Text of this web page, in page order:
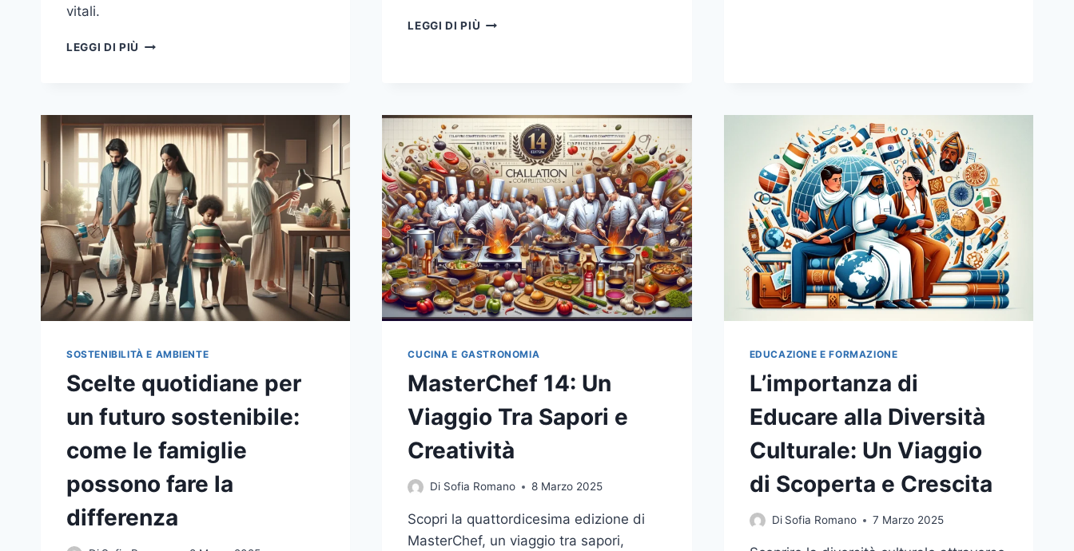
vitali.
LEGGI DI PIÙ IL
IL
MULTITASKING
INFLUISCE
SULL’APPRENDIMENTO
LEGGI DI PIÙ RICONOSCERE
UNA
GUIDA
PER
FAMIGLIE
SOSTENIBILITÀ E AMBIENTE
Scelte quotidiane per
un futuro sostenibile:
come le famiglie
possono fare la
differenza
CUCINA E GASTRONOMIA
MasterChef 14: Un
Viaggio Tra Sapori e
Creatività
Di Sofia Romano 8 Marzo 2025
Scopri la quattordicesima edizione di
MasterChef, un viaggio tra sapori,
EDUCAZIONE E FORMAZIONE
L’importanza di
Educare alla Diversità
Culturale: Un Viaggio
di Scoperta e Crescita
Di Sofia Romano 7 Marzo 2025